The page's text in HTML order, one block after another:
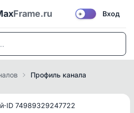
Frame.ru ☀️ Вход
Профиль канала
·ID 74989329247722